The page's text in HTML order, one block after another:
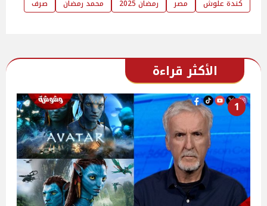
كندة علوش
مصر رمضان 2025 محمد رمضان صرف
الأكثر قراءة
1